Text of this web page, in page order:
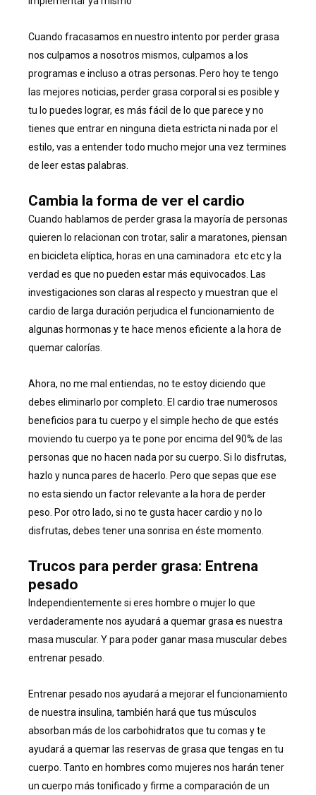
Cuando fracasamos en nuestro intento por perder grasa
nos culpamos a nosotros mismos, culpamos a los
programas e incluso a otras personas. Pero hoy te tengo
las mejores noticias, perder grasa corporal si es posible y
tu lo puedes lograr, es más fácil de lo que parece y no
tienes que entrar en ninguna dieta estricta ni nada por el
estilo, vas a entender todo mucho mejor una vez termines
de leer estas palabras.
Cambia la forma de ver el cardio
Cuando hablamos de perder grasa la mayoría de personas
quieren lo relacionan con trotar, salir a maratones, piensan
en bicicleta elíptica, horas en una caminadora etc etc y la
verdad es que no pueden estar más equivocados. Las
investigaciones son claras al respecto y muestran que el
cardio de larga duración perjudica el funcionamiento de
algunas hormonas y te hace menos eficiente a la hora de
quemar calorías.
Ahora, no me mal entiendas, no te estoy diciendo que
debes eliminarlo por completo. El cardio trae numerosos
beneficios para tu cuerpo y el simple hecho de que estés
moviendo tu cuerpo ya te pone por encima del 90% de las
personas que no hacen nada por su cuerpo. Si lo disfrutas,
hazlo y nunca pares de hacerlo. Pero que sepas que ese
no esta siendo un factor relevante a la hora de perder
peso. Por otro lado, si no te gusta hacer cardio y no lo
disfrutas, debes tener una sonrisa en éste momento.
Trucos para perder grasa: Entrena
pesado
Independientemente si eres hombre o mujer lo que
verdaderamente nos ayudará a quemar grasa es nuestra
masa muscular. Y para poder ganar masa muscular debes
entrenar pesado.
Entrenar pesado nos ayudará a mejorar el funcionamiento
de nuestra insulina, también hará que tus músculos
absorban más de los carbohidratos que tu comas y te
ayudará a quemar las reservas de grasa que tengas en tu
cuerpo. Tanto en hombres como mujeres nos harán tener
un cuerpo más tonificado y firme a comparación de un